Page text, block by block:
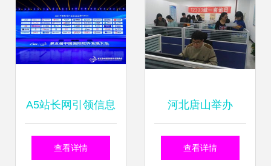
A5站长网引领信息
技术咨询服务新潮
查看详情
河北唐山举办
12333全国统一咨
查看详情